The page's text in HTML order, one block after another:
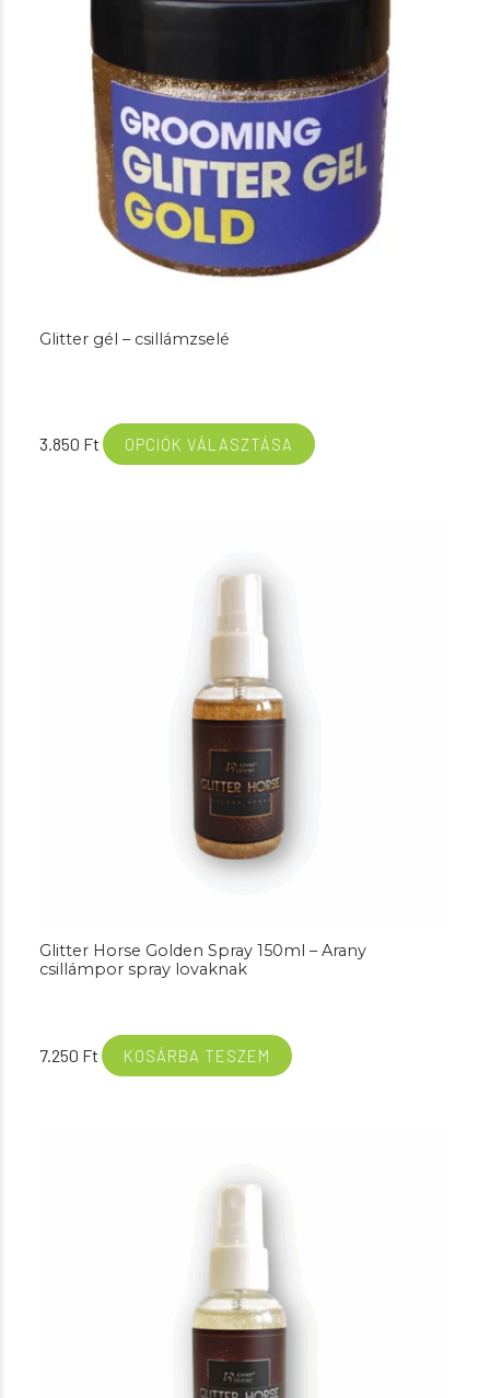
Glitter gél – csillámzselé
3.850 Ft OPCIÓK VÁLASZTÁSA
Glitter Horse Golden Spray 150ml – Arany
csillámpor spray lovaknak
7.250 Ft KOSÁRBA TESZEM